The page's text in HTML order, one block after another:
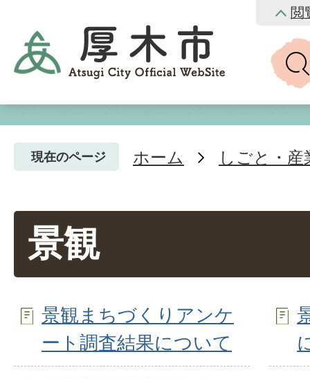
閲
現在のページ ホーム しごと・産
景観
景観まちづくりアンケ
ート調査結果について